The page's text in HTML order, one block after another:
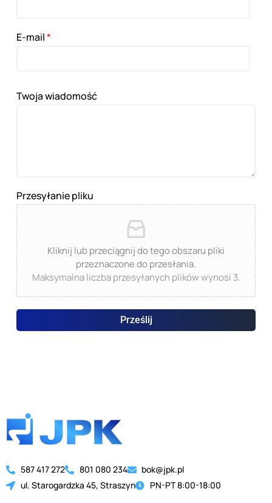
E-mail*
Twoja wiadomość
Przesyłanie pliku
Kliknij lub przeciągnij do tego obszaru pliki
przeznaczone do przesłania.
Maksymalna liczba przesyłanych plików wynosi 3.
Prześlij
587 417 272 801 080 234
bok@jpk.pl
ul. Starogardzka 45, Straszyn
PN-PT 8:00-18:00